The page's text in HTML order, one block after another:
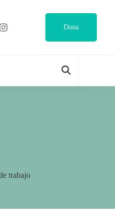
Dona
trabajo